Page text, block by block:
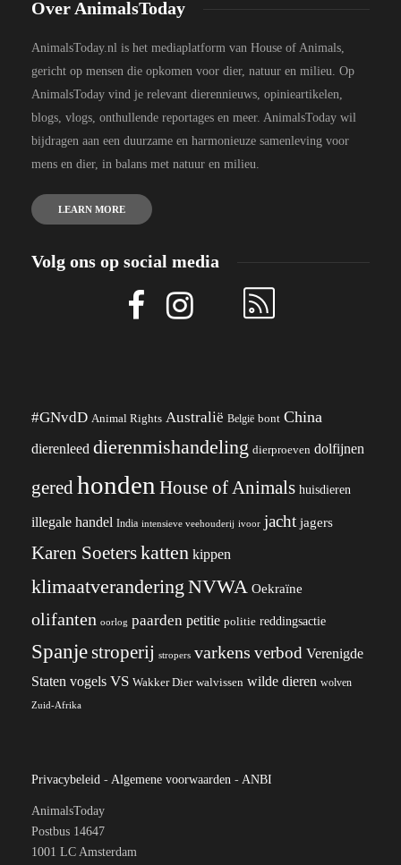
Over AnimalsToday
AnimalsToday.nl is het mediaplatform van House of Animals,
gericht op mensen die opkomen voor dier, natuur en milieu. Op
AnimalsToday vind je relevant dierennieuws, opinieartikelen,
blogs, vlogs, onthullende reportages en meer. AnimalsToday wil
bijdragen aan een duurzame en harmonieuze samenleving voor
mens en dier, in balans met natuur en milieu.
LEARN MORE
Volg ons op social media
#GNvdD Animal Rights Australië België bont China
dierenleed dierenmishandeling dierproeven dolfijnen
geredhonden House of Animals huisdieren
illegale handel India intensieve veehouderij ivoor jacht jagers
Karen Soeterskatten kippen
klimaatverandering NVWA Oekraïne
olifanten oorlog paarden petitie politie reddingsactie
Spanjestroperij stropers varkens verbod Verenigde
Staten vogels VS Wakker Dier walvissen wilde dieren wolven
Zuid-Afrika
Privacybeleid - Algemene voorwaarden - ANBI
AnimalsToday
Postbus 14647
1001 LC Amsterdam